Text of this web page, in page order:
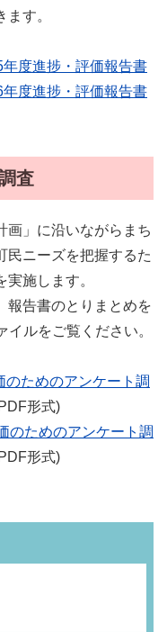
す。
度進捗・評価報告書
度進捗・評価報告書
査
」に沿いながらまち
民ニーズを把握するた
施します。
告書のとりまとめを
ルをご覧ください。
ためのアンケート調
形式)
のためのアンケート調
形式)